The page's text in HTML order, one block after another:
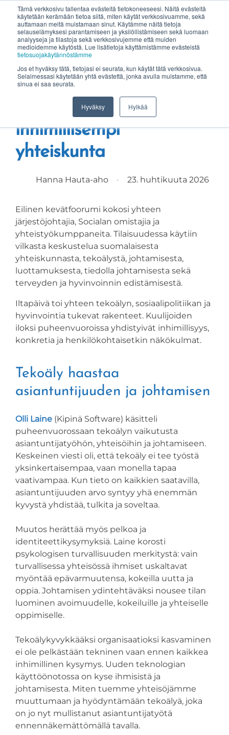
Tämä verkkosivu tallentaa evästeitä tietokoneeseesi. Näitä evästeitä
käytetään kerämään tietoa siitä, miten käytät verkkosivuamme, sekä
auttamaan meitä muistamaan sinut. Käytämme näitä tietoja
selauselämyksesi parantamiseen ja yksilöllistämiseen sekä luomaan
analyyseja ja tilastoja sekä verkkosivujemme että muiden
medioidemme käytöstä. Lue lisätietoja käyttämistämme evästeistä
tietosuojakäytännöstämme
Jos et hyväksy tätä, tietojasi ei seurata, kun käytät tätä verkkosivua.
Selaimessasi käytetään yhtä evästettä, jonka avulla muistamme, että
sinua ei saa seurata.
Hyväksy Hylkää
Kun sydän ja data
kohtaavat, syntyy
inhimillisempi
yhteiskunta
Hanna Hauta-aho • 23. huhtikuuta 2026
Eilinen kevätfoorumi kokosi yhteen
järjestöjohtajia, Socialan omistajia ja
yhteistyökumppaneita. Tilaisuudessa käytiin
vilkasta keskustelua suomalaisesta
yhteiskunnasta, tekoälystä, johtamisesta,
luottamuksesta, tiedolla johtamisesta sekä
terveyden ja hyvinvoinnin edistämisestä.
Iltapäivä toi yhteen tekoälyn, sosiaalipolitiikan ja
hyvinvointia tukevat rakenteet. Kuulijoiden
iloksi puheenvuoroissa yhdistyivät inhimillisyys,
konkretia ja henkilökohtaisetkin näkökulmat.
Tekoäly haastaa
asiantuntijuuden ja johtamisen
Olli Laine (Kipinä Software) käsitteli
puheenvuorossaan tekoälyn vaikutusta
asiantuntijatyöhön, yhteisöihin ja johtamiseen.
Keskeinen viesti oli, että tekoäly ei tee työstä
yksinkertaisempaa, vaan monella tapaa
vaativampaa. Kun tieto on kaikkien saatavilla,
asiantuntijuuden arvo syntyy yhä enemmän
kyvystä yhdistää, tulkita ja soveltaa.
Muutos herättää myös pelkoa ja
identiteettikysymyksiä. Laine korosti
psykologisen turvallisuuden merkitystä: vain
turvallisessa yhteisössä ihmiset uskaltavat
myöntää epävarmuutensa, kokeilla uutta ja
oppia. Johtamisen ydintehtäväksi nousee tilan
luominen avoimuudelle, kokeiluille ja yhteiselle
oppimiselle.
Tekoälykyvykkääksi organisaatioksi kasvaminen
ei ole pelkästään tekninen vaan ennen kaikkea
inhimillinen kysymys. Uuden teknologian
käyttöönotossa on kyse ihmisistä ja
johtamisesta. Miten tuemme yhteisöjämme
muuttumaan ja hyödyntämään tekoälyä, joka
on jo nyt mullistanut asiantuntijatyötä
ennennäkemättömällä tavalla.